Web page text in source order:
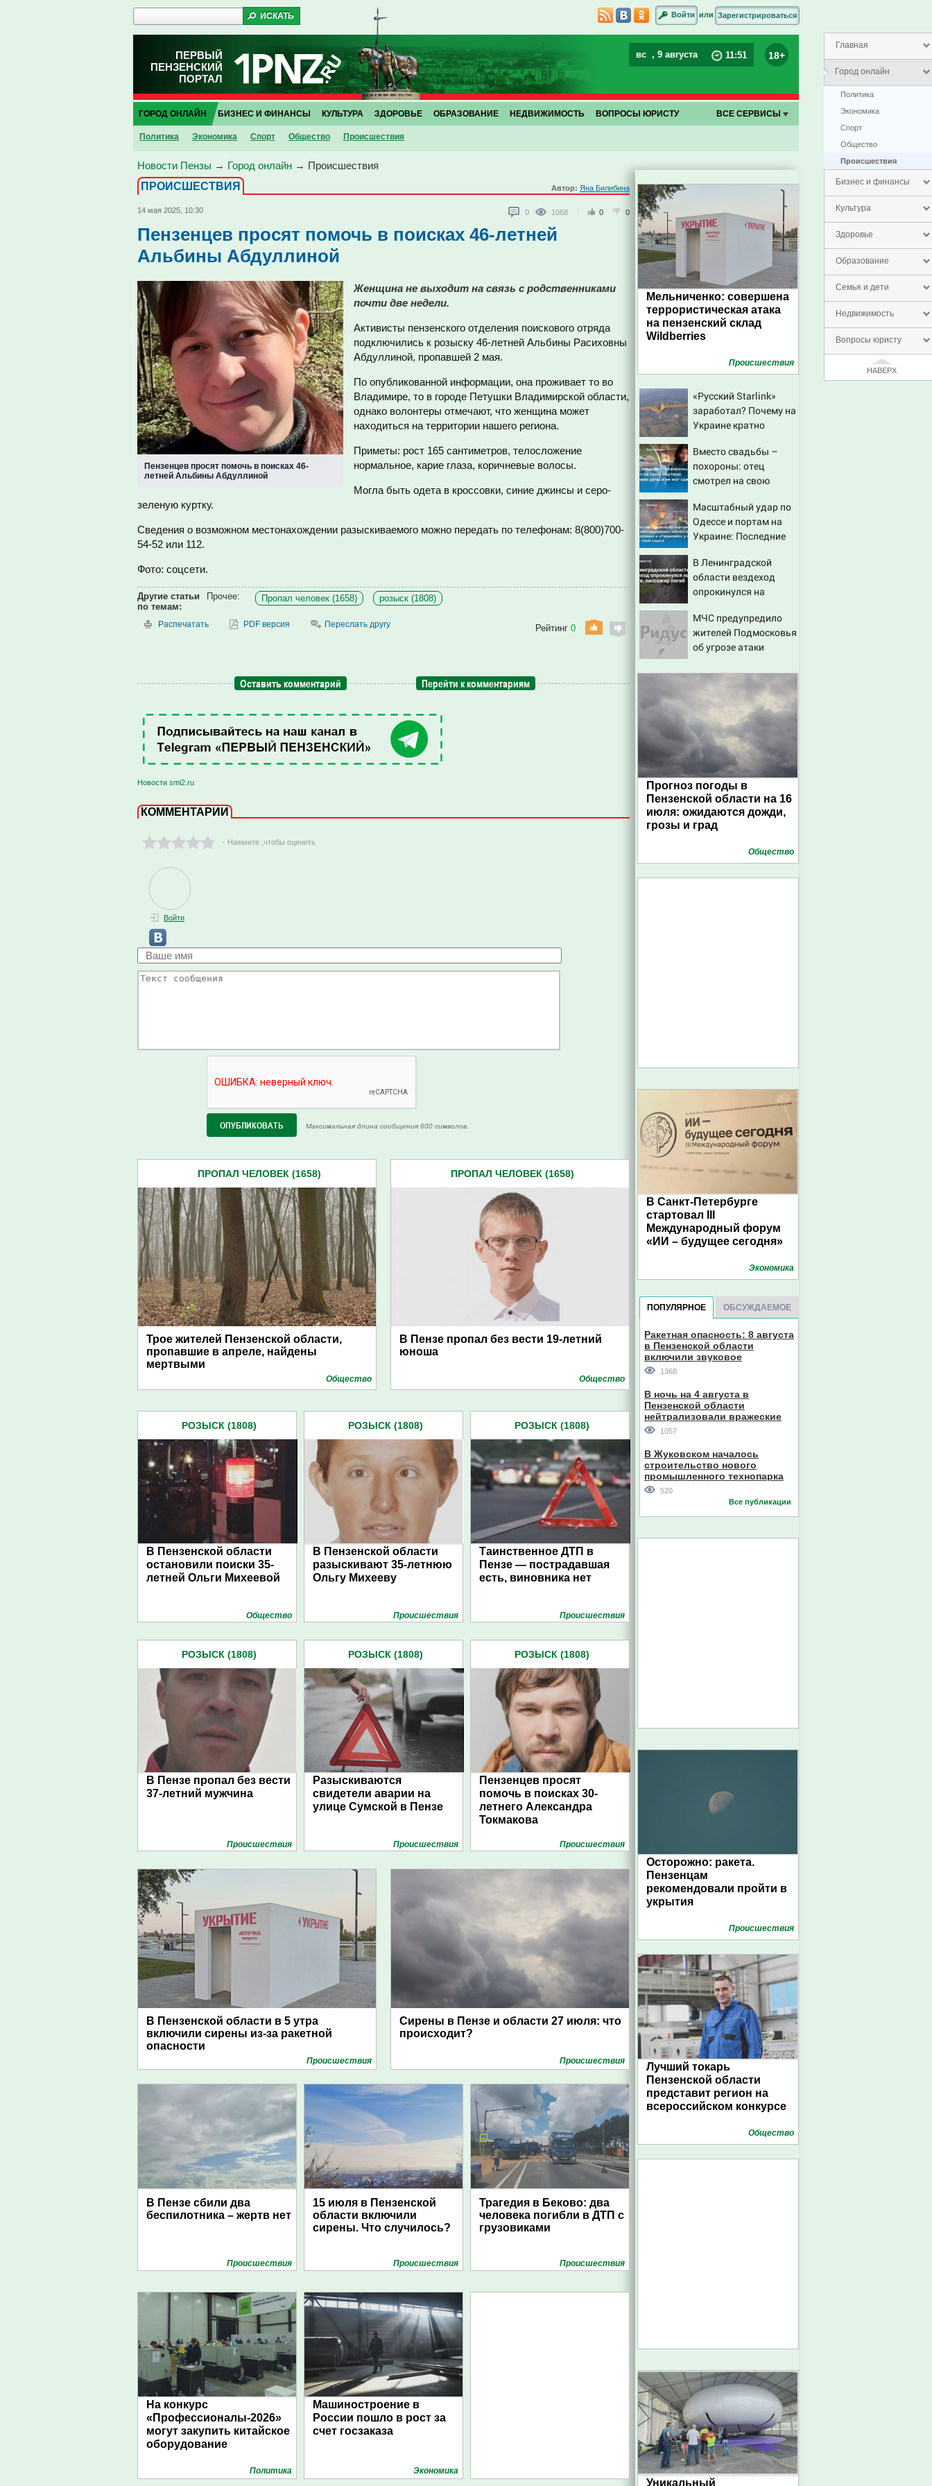
Главная
Город онлайн
Политика
Экономика
Спорт
Общество
Проиcшествия
Бизнес и финансы
Культура
Здоровье
Образование
Семья и дети
Недвижимость
Вопросы юристу
НАВЕРХ
Войти или Зарегистрироваться
ПЕРВЫЙ
ПЕНЗЕНСКИЙ
ПОРТАЛ
вс , 9 августа 11:51 18+
ГОРОД ОНЛАЙН
Политика Экономика Спорт Общество Проиcшествия
БИЗНЕС И ФИНАНСЫ КУЛЬТУРА ЗДОРОВЬЕ ОБРАЗОВАНИЕ НЕДВИЖИМОСТЬ ВОПРОСЫ ЮРИСТУ ВСЕ СЕРВИСЫ
Новости Пензы → Город онлайн → Проиcшествия
ПРОИCШЕСТВИЯ
Автор: Яна Билибина
14 мая 2025, 10:30 0 1068 0 0
Пензенцев просят помочь в поисках 46-летней
Альбины Абдуллиной
Пензенцев просят помочь в поисках 46-
летней Альбины Абдуллиной
Женщина не выходит на связь с родственниками
почти две недели.
Активисты пензенского отделения поискового отряда
подключились к розыску 46-летней Альбины Расиховны
Абдуллиной, пропавшей 2 мая.
По опубликованной информации, она проживает то во
Владимире, то в городе Петушки Владимирской области,
однако волонтеры отмечают, что женщина может
находиться на территории нашего региона.
Приметы: рост 165 сантиметров, телосложение
нормальное, карие глаза, коричневые волосы.
Могла быть одета в кроссовки, синие джинсы и серо-
зеленую куртку.
Сведения о возможном местонахождении разыскиваемого можно передать по телефонам: 8(800)700-
54-52 или 112.
Фото: соцсети.
Другие статьи
по темам:
Прочее: Пропал человек (1658) розыск (1808)
Распечатать PDF версия Переслать другу Рейтинг 0
Оставить комментарий Перейти к комментариям
Новости smi2.ru
КОММЕНТАРИИ
- Нажмите ,чтобы оценить
Войти
Максимальная длина сообщения 600 символов.
ПРОПАЛ ЧЕЛОВЕК (1658)
Трое жителей Пензенской области,
пропавшие в апреле, найдены
мертвыми
Общество
ПРОПАЛ ЧЕЛОВЕК (1658)
В Пензе пропал без вести 19-летний
юноша
Общество
РОЗЫСК (1808)
В Пензенской области
остановили поиски 35-
летней Ольги Михеевой
Общество
РОЗЫСК (1808)
В Пензенской области
разыскивают 35-летнюю
Ольгу Михееву
Проиcшествия
РОЗЫСК (1808)
Таинственное ДТП в
Пензе — пострадавшая
есть, виновника нет
Проиcшествия
РОЗЫСК (1808)
В Пензе пропал без вести
37-летний мужчина
Проиcшествия
РОЗЫСК (1808)
Разыскиваются
свидетели аварии на
улице Сумской в Пензе
Проиcшествия
РОЗЫСК (1808)
Пензенцев просят
помочь в поисках 30-
летнего Александра
Токмакова
Проиcшествия
В Пензенской области в 5 утра
включили сирены из-за ракетной
опасности
Проиcшествия
Сирены в Пензе и области 27 июля: что
происходит?
Проиcшествия
В Пензе сбили два
беспилотника – жертв нет
Проиcшествия
15 июля в Пензенской
области включили
сирены. Что случилось?
Проиcшествия
Трагедия в Беково: два
человека погибли в ДТП с
грузовиками
Проиcшествия
На конкурс
«Профессионалы-2026»
могут закупить китайское
оборудование
Политика
Машиностроение в
России пошло в рост за
счет госзаказа
Экономика
Мельниченко: совершена
террористическая атака
на пензенский склад
Wildberries
Проиcшествия
«Русский Starlink»
заработал? Почему на
Украине кратно
попаданий по
объектам ВСУ
Вместо свадьбы –
похороны: отец
смотрел на свою
дочь и не мог
сдержать слезы
Масштабный удар по
Одессе и портам на
Украине: Последние
об ударах России 9
августа 2026 года
В Ленинградской
области вездеход
опрокинулся на
погиб
МЧС предупредило
жителей Подмосковья
об угрозе атаки
Прогноз погоды в
Пензенской области на 16
июля: ожидаются дожди,
грозы и град
Общество
В Санкт-Петербурге
стартовал III
Международный форум
«ИИ – будущее сегодня»
Экономика
ПОПУЛЯРНОЕ ОБСУЖДАЕМОЕ
Ракетная опасность: 8 августа
в Пензенской области
включили звуковое
оповещение
1368
В ночь на 4 августа в
Пензенской области
нейтрализовали вражеские
дроны
1057
В Жуковском началось
строительство нового
промышленного технопарка
520
Все публикации
Осторожно: ракета.
Пензенцам
рекомендовали пройти в
укрытия
Проиcшествия
Лучший токарь
Пензенской области
представит регион на
всероссийском конкурсе
Общество
Уникальный